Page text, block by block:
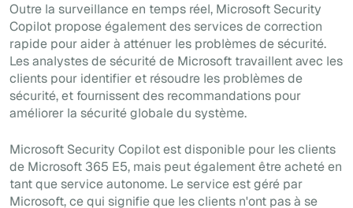
Outre la surveillance en temps réel, Microsoft Security
Copilot propose également des services de correction
rapide pour aider à atténuer les problèmes de sécurité.
Les analystes de sécurité de Microsoft travaillent avec les
clients pour identifier et résoudre les problèmes de
sécurité, et fournissent des recommandations pour
améliorer la sécurité globale du système.
Microsoft Security Copilot est disponible pour les clients
de Microsoft 365 E5, mais peut également être acheté en
tant que service autonome. Le service est géré par
Microsoft, ce qui signifie que les clients n'ont pas à se